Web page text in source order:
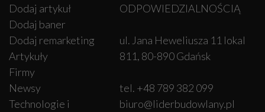
Dodaj artykuł
Dodaj baner
Dodaj remarketing
Artykuły
Firmy
Newsy
Technologie i
ODPOWIEDZIALNOŚCIĄ
ul. Jana Heweliusza 11 lokal
811, 80-890 Gdańsk
tel. +48 789 382 099
biuro@liderbudowlany.pl